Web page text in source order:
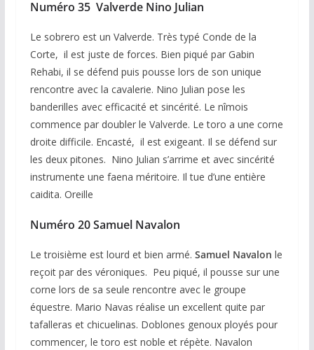
Numéro 35 Valverde Nino Julian
Le sobrero est un Valverde. Très typé Conde de la
Corte, il est juste de forces. Bien piqué par Gabin
Rehabi, il se défend puis pousse lors de son unique
rencontre avec la cavalerie. Nino Julian pose les
banderilles avec efficacité et sincérité. Le nîmois
commence par doubler le Valverde. Le toro a une corne
droite difficile. Encasté, il est exigeant. Il se défend sur
les deux pitones. Nino Julian s’arrime et avec sincérité
instrumente une faena méritoire. Il tue d’une entière
caidita. Oreille
Numéro 20 Samuel Navalon
Le troisième est lourd et bien armé. Samuel Navalon le
reçoit par des véroniques. Peu piqué, il pousse sur une
corne lors de sa seule rencontre avec le groupe
équestre. Mario Navas réalise un excellent quite par
tafalleras et chicuelinas. Doblones genoux ployés pour
commencer, le toro est noble et répète. Navalon